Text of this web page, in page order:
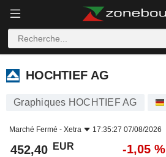
HOCHTIEF AG
HOCHTIEF AG
Graphiques HOCHTIEF AG
Marché Fermé - Xetra 17:35:27 07/08/2026
452,40 EUR -1,05 %